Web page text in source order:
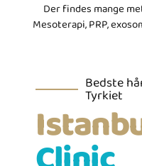
Der findes mange
Mesoterapi, PRP,
Bedste
Tyrkiet